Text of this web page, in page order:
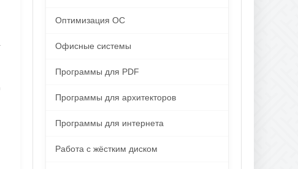
Оптимизация ОС
Офисные системы
Программы для PDF
Программы для архитекторов
Программы для интернета
Работа с жёстким диском